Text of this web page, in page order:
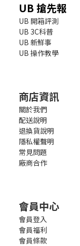
UB 搶先報
UB 開箱評測
UB 3C科普
UB 新鮮事
UB 操作教學
商店資訊
關於我們
配送說明
退換貨說明
隱私權聲明
常見問題
廠商合作
會員中心
會員登入
會員福利
會員條款